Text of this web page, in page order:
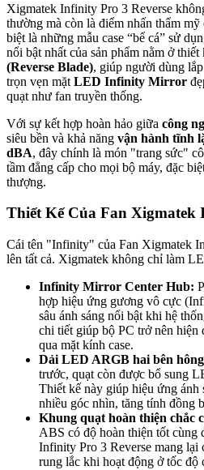
Xigmatek Infinity Pro 3 Reverse
thường mà còn là điểm nhấn thẩm
biệt là những mẫu case “bể cá” sử
nổi bật nhất của sản phẩm nằm ở thiết
(Reverse Blade), giúp người dùng
trọn vẹn mặt LED Infinity Mirror
quạt như fan truyền thống.
Với sự kết hợp hoàn hảo giữa công
siêu bền và khả năng vận hành tĩnh
dBA, đây chính là món "trang sức"
tầm đẳng cấp cho mọi bộ máy, đặc
thượng.
Thiết Kế Của Fan Xigmatek
Cái tên "Infinity" của Fan Xigmatek
lên tất cả. Xigmatek không chỉ làm
Infinity Mirror Center Hub:
hợp hiệu ứng gương vô cực
sâu ánh sáng nổi bật khi hệ
chi tiết giúp bộ PC trở nên hiện
qua mặt kính case.
Dải LED ARGB hai bên
trước, quạt còn được bổ sung
Thiết kế này giúp hiệu ứng ánh
nhiều góc nhìn, tăng tính đồng
Khung quạt hoàn thiện chắc
ABS có độ hoàn thiện tốt cùng
Infinity Pro 3 Reverse mang lại
rung lắc khi hoạt động ở tốc độ